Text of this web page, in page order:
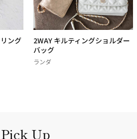
ング
2WAY キルティングショルダー
バッグ
ランダ